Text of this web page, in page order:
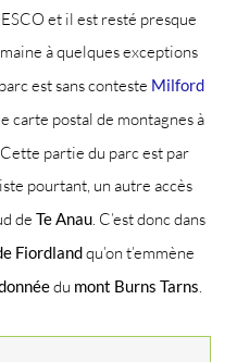
et il est resté presque
à quelques exceptions
est sans conteste Milford
carte postal de montagnes à
partie du parc est par
pourtant, un autre accès
de Te Anau. C’est donc dans
Fiordlandqu’on t’emmène
du mont Burns Tarns.